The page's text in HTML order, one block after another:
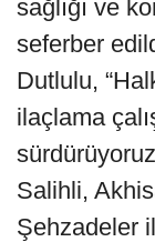
sağlığı ve
seferber
Dutlulu,
ilaçlama
Salihli,
Şehzadeler